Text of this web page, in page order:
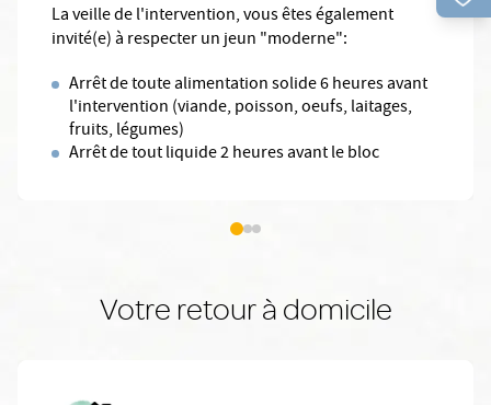
La veille de l'intervention, vous êtes également
invité(e) à respecter un jeun "moderne":
Arrêt de toute alimentation solide 6 heures avant
l'intervention (viande, poisson, oeufs, laitages,
fruits, légumes)
Arrêt de tout liquide 2 heures avant le bloc
Votre retour à domicile